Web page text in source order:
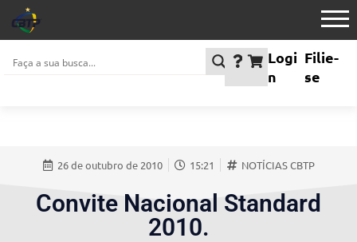
Logi
n
Filie-
se
26 de outubro de 2010 15:21 NOTÍCIAS CBTP
Convite Nacional Standard
2010.